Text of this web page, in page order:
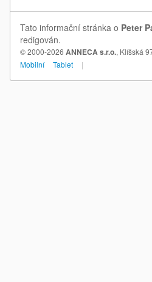
Tato informační stránka o Peter
redigován.
© 2000-2026 ANNECA s.r.o., Klíšská
Mobilní
Tablet |